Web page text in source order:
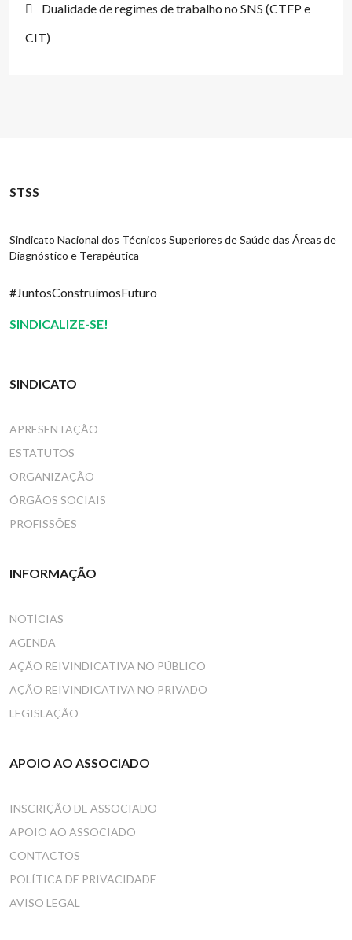
Dualidade de regimes de trabalho no SNS (CTFP e
CIT)
STSS
Sindicato Nacional dos Técnicos Superiores de Saúde das Áreas de
Diagnóstico e Terapêutica
#JuntosConstruímosFuturo
SINDICALIZE-SE!
SINDICATO
APRESENTAÇÃO
ESTATUTOS
ORGANIZAÇÃO
ÓRGÃOS SOCIAIS
PROFISSÕES
INFORMAÇÃO
NOTÍCIAS
AGENDA
AÇÃO REIVINDICATIVA NO PÚBLICO
AÇÃO REIVINDICATIVA NO PRIVADO
LEGISLAÇÃO
APOIO AO ASSOCIADO
INSCRIÇÃO DE ASSOCIADO
APOIO AO ASSOCIADO
CONTACTOS
POLÍTICA DE PRIVACIDADE
AVISO LEGAL